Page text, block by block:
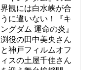
界観には白水峡が合
うに違いない！『キ
ングダム 運命の炎』
渕役の田中美央さん
と神戸フィルムオフ
ィスの土屋千佳さん